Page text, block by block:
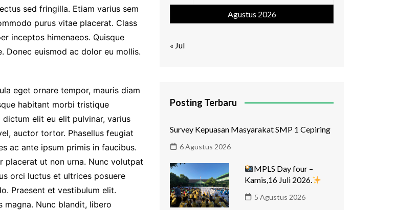
sed fringilla. Etiam varius sem
purus vitae placerat. Class
inceptos himenaeos. Quisque
Donec euismod ac dolor eu mollis.
eget ornare tempor, mauris diam
habitant morbi tristique
elit eu elit pulvinar, varius
auctor tortor. Phasellus feugiat
ac ante ipsum primis in faucibus.
ut non urna. Nunc volutpat
orci luctus et ultrices posuere
Praesent et vestibulum elit.
Nunc blandit, libero
Agustus 2026
« Jul
Posting Terbaru
Survey Kepuasan Masyarakat SMP 1 Cepiring
6 Agustus 2026
MPLS Day four –
Kamis,16 Juli 2026.
5 Agustus 2026